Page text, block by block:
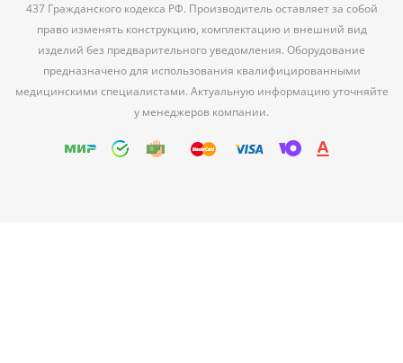
437 Гражданского кодекса РФ. Производитель оставляет за собой
право изменять конструкцию, комплектацию и внешний вид
изделий без предварительного уведомления. Оборудование
предназначено для использования квалифицированными
медицинскими специалистами. Актуальную информацию уточняйте
у менеджеров компании.